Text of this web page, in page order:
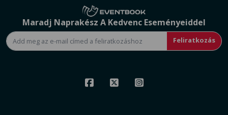
Maradj Naprakész A Kedvenc Eseményeiddel
Feliratkozás